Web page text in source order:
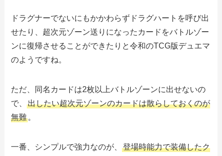
ドラグナーでないにもかかわらずドラグハートを呼び出
せたり、超次元ゾーン送りになったカードをバトルゾー
ンに復帰させることができたりと令和のTCG版デュエマ
のようですね。
ただ、同名カードは2枚以上バトルゾーンに出せないの
で、出したい超次元ゾーンのカードは散らしておくのが
無難 。
一番、シンプルで強力なのが、登場時能力で装備したク